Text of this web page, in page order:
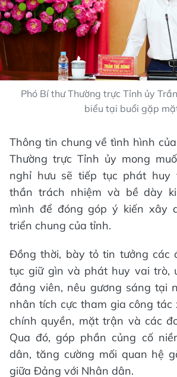
Phó Bí thư Thường trực Tỉnh ủy
biểu tại buổi gặp
Thông tin chung về tình hình
Thường trực Tỉnh ủy mong
nghỉ hưu sẽ tiếp tục phát huy
thần trách nhiệm và bề dày
mình để đóng góp ý kiến xây
triển chung của tỉnh.
Đồng thời, bày tỏ tin tưởng các
tục giữ gìn và phát huy vai trò,
đảng viên, nêu gương sáng tại
nhân tích cực tham gia công
chính quyền, mặt trận và các
Qua đó, góp phần củng cố
dân, tăng cường mối quan hệ
giữa Đảng với Nhân dân.